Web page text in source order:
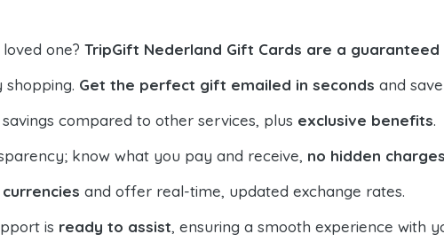
one? TripGift Nederland Gift Cards are a guaranteed
Get the perfect gift emailed in seconds and
compared to other services, plus exclusive benefits.
know what you pay and receive, no hidden charges
and offer real-time, updated exchange rates.
is ready to assist, ensuring a smooth experience with